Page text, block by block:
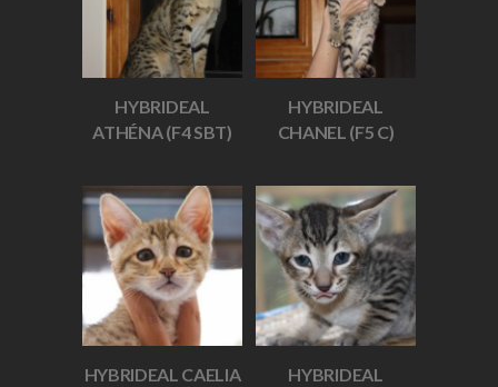
HYBRIDEAL
ATHÉNA (F4 SBT)
HYBRIDEAL
CHANEL (F5 C)
HYBRIDEAL CAELIA
HYBRIDEAL